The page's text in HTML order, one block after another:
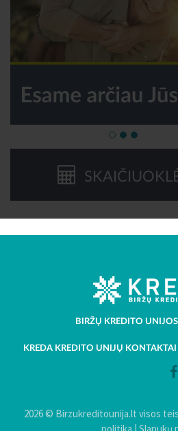
BIRŽŲ KREDITO
KREDA KREDITO UNIJŲ KONTAKTAI
2026 © Birzukreditounija.lt visos